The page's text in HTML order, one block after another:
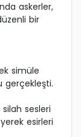
askerler,
bir
simüle
gerçekleşti.
silah sesleri
esirleri